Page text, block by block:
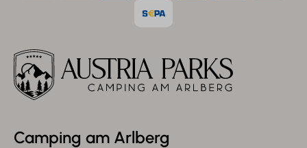
Camping am Arlberg